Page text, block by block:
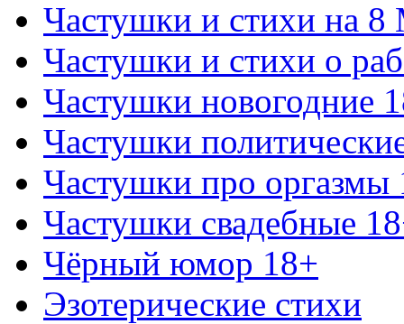
Частушки и стихи на 8
Частушки и стихи о
Частушки новогодние
Частушки
Частушки про оргазмы
Частушки свадебные
Чёрный юмор 18+
Эзотерические стихи